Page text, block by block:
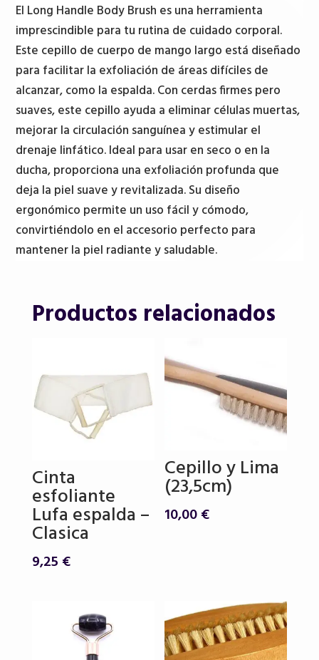
El Long Handle Body Brush es una herramienta
imprescindible para tu rutina de cuidado corporal.
Este cepillo de cuerpo de mango largo está diseñado
para facilitar la exfoliación de áreas difíciles de
alcanzar, como la espalda. Con cerdas firmes pero
suaves, este cepillo ayuda a eliminar células muertas,
mejorar la circulación sanguínea y estimular el
drenaje linfático. Ideal para usar en seco o en la
ducha, proporciona una exfoliación profunda que
deja la piel suave y revitalizada. Su diseño
ergonómico permite un uso fácil y cómodo,
convirtiéndolo en el accesorio perfecto para
mantener la piel radiante y saludable.
Productos relacionados
Cinta
esfoliante
Lufa espalda –
Clasica
9,25 €
Cepillo y Lima
(23,5cm)
10,00€